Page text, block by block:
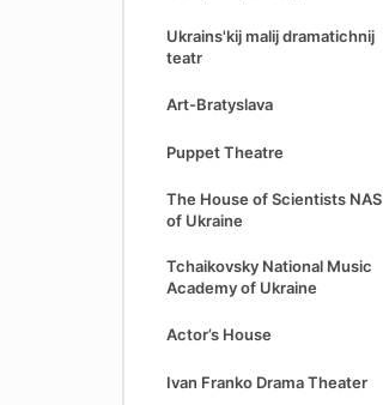
Ukrains'kij malij dramatichnij
teatr
Art-Bratyslava
Puppet Theatre
The House of Scientists NAS
of Ukraine
Tchaikovsky National Music
Academy of Ukraine
Actor’s House
Ivan Franko Drama Theater